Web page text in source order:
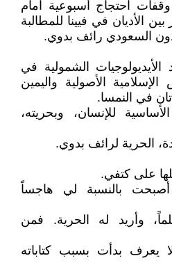
احتجاج أسبوعية امام
الأديان في فيينا للمطالبة
السعودي رائف بدوي.
الشمولية في
الأصولية واليمين
في النمسا.
للإنسان، وبحريته،
الحرية لرائف بدوي.
على كتفي.
بالنسبة لي هاجساً
وأريد له الحرية. فمن
يعرف بدأت بسبب كتاباته